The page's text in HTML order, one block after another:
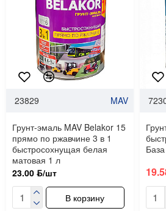
23829 MAV
Грунт-эмаль MAV Belakor 15
прямо по ржавчине 3 в 1
быстросохнущая белая
матовая 1 л
23.00 ƃ/шт
В корзину